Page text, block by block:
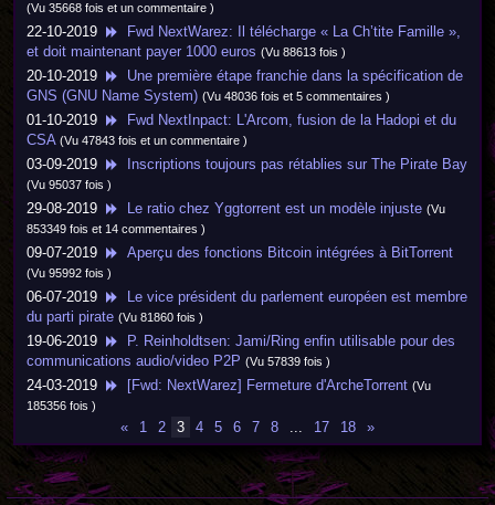
(Vu 35668 fois et un commentaire )
22-10-2019
Fwd NextWarez: Il télécharge « La Ch’tite Famille »,
et doit maintenant payer 1000 euros (Vu 88613 fois )
20-10-2019
Une première étape franchie dans la spécification de
GNS (GNU Name System) (Vu 48036 fois et 5 commentaires )
01-10-2019
Fwd NextInpact: L'Arcom, fusion de la Hadopi et du
CSA (Vu 47843 fois et un commentaire )
03-09-2019 Inscriptions toujours pas rétablies sur The Pirate Bay
(Vu 95037 fois )
29-08-2019 Le ratio chez Yggtorrent est un modèle injuste (Vu
853349 fois et 14 commentaires )
09-07-2019 Aperçu des fonctions Bitcoin intégrées à BitTorrent
(Vu 95992 fois )
06-07-2019
Le vice président du parlement européen est membre
du parti pirate (Vu 81860 fois )
19-06-2019
P. Reinholdtsen: Jami/Ring enfin utilisable pour des
communications audio/video P2P (Vu 57839 fois )
24-03-2019 [Fwd: NextWarez] Fermeture d'ArcheTorrent (Vu
185356 fois )
« 1 2 3 4 5 6 7 8 ... 17 18 »